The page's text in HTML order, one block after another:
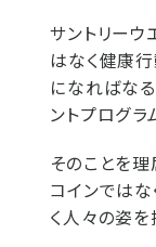
サントリーウ
はなく健康
になればな
ントプログラ
そのことを
コインではな
く人々の姿を